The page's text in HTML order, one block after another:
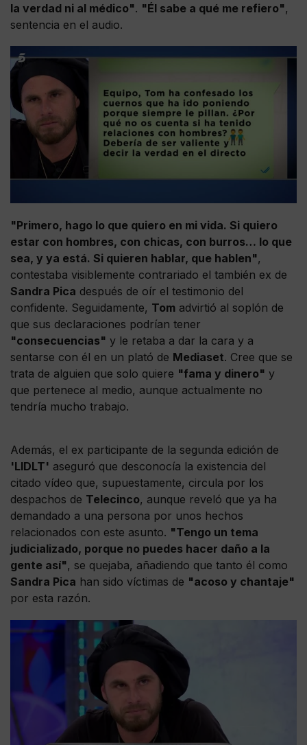
la verdad ni al médico". "Él sabe a qué me refiero",
sentencia en el audio.
"Primero, hago lo que quiero en mi vida. Si quiero
estar con hombres, con chicas, con burros… lo que
sea, y ya está. Si quieren hablar, que hablen",
contestaba visiblemente contrariado el también ex de
Sandra Pica después de oír el testimonio del
confidente. Seguidamente, Tom advirtió al soplón de
que sus declaraciones podrían tener
"consecuencias" y le retaba a dar la cara y a
sentarse con él en un plató de Mediaset. Cree que se
trata de alguien que solo quiere "fama y dinero" y
que pertenece al medio, aunque actualmente no
tendría mucho trabajo.
Además, el ex participante de la segunda edición de
'LIDLT' aseguró que desconocía la existencia del
citado vídeo que, supuestamente, circula por los
despachos de Telecinco, aunque reveló que ya ha
demandado a una persona por unos hechos
relacionados con este asunto. "Tengo un tema
judicializado, porque no puedes hacer daño a la
gente así", se quejaba, añadiendo que tanto él como
Sandra Pica han sido víctimas de "acoso y chantaje"
por esta razón.